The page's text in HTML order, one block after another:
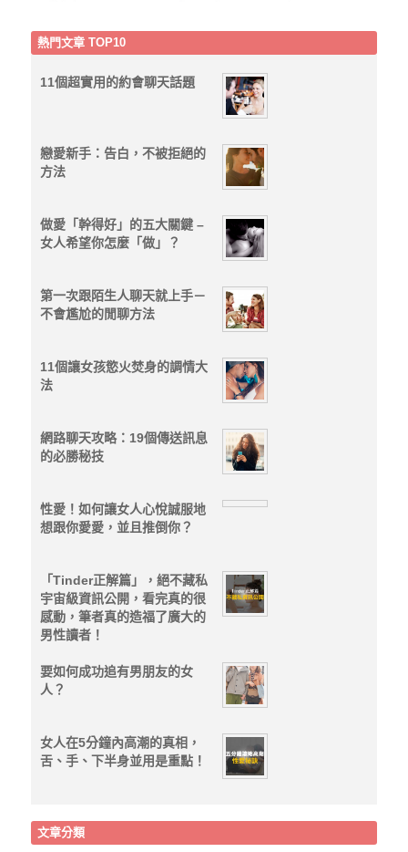
熱門文章 TOP10
11個超實用的約會聊天話題
戀愛新手：告白，不被拒絕的
方法
做愛「幹得好」的五大關鍵 –
女人希望你怎麼「做」？
第一次跟陌生人聊天就上手－
不會尷尬的閒聊方法
11個讓女孩慾火焚身的調情大
法
網路聊天攻略：19個傳送訊息
的必勝秘技
性愛！如何讓女人心悅誠服地
想跟你愛愛，並且推倒你？
「Tinder正解篇」，絕不藏私
宇宙級資訊公開，看完真的很
感動，筆者真的造福了廣大的
男性讀者！
要如何成功追有男朋友的女
人？
女人在5分鐘內高潮的真相，
舌、手、下半身並用是重點！
文章分類